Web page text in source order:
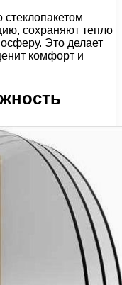
сохраняют тепло
Это делает
комфорт и